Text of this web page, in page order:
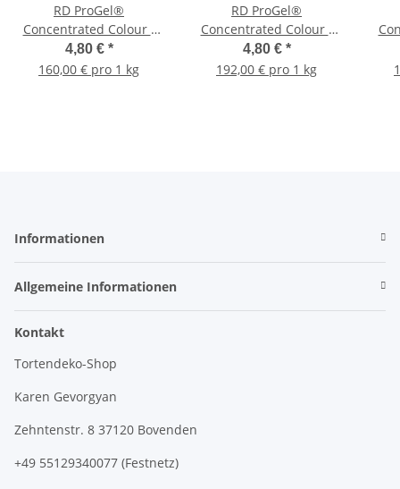
RD ProGel®
Concentrated Colour -
Yellow
4,80 € *
160,00 € pro 1 kg
RD ProGel®
Concentrated Colour -
Mulberry (Wine Red)
4,80 € *
192,00 € pro 1 kg
Informationen
Allgemeine Informationen
Kontakt
Tortendeko-Shop
Karen Gevorgyan
Zehntenstr. 8 37120 Bovenden
+49 55129340077 (Festnetz)